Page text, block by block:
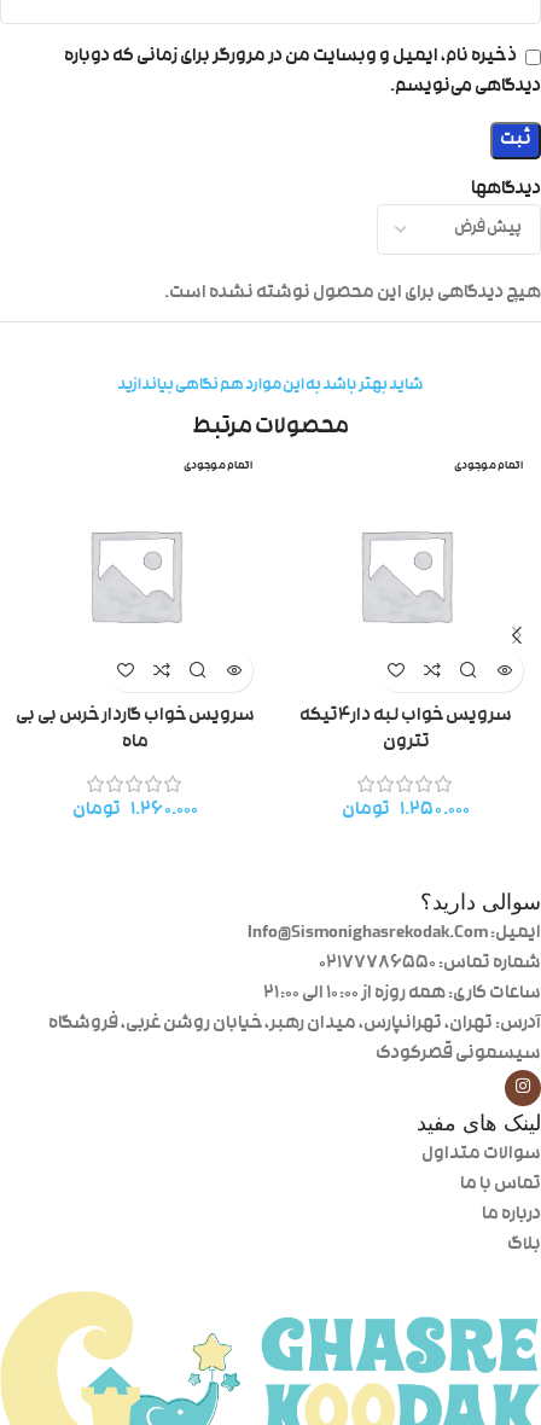
دیدگاهها
هیچ دیدگاهی برای این محصول نوشته نشده است.
ذخیره نام، ایمیل و وبسایت من در مرورگر برای زمانی که دوباره
دیدگاهی می‌نویسم.
شاید بهتر باشد به این موارد هم نگاهی بیاندازید
محصولات مرتبط
اتمام موجودی
سرویس خواب لبه دار۴تیکه
تترون
۱.۲۵۰.۰۰۰ تومان
اتمام موجودی
سرویس خواب گاردار خرس بی بی
ماه
۱.۲۶۰.۰۰۰ تومان
سوالی دارید؟
ایمیل: Info@Sismonighasrekodak.Com
شماره تماس: 02177786550
ساعات کاری: همه روزه از ۱۰:۰۰ الی ۲۱:۰۰
آدرس: تهران، تهرانپارس، میدان رهبر، خیابان روشن غربی، فروشگاه
سیسمونی قصرکودک
لینک های مفید
سوالات متداول
تماس با ما
درباره ما
بلاگ